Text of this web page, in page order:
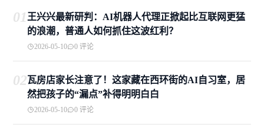
01王兴兴最新研判：AI机器人代理正掀起比互联网更猛
的浪潮，普通人如何抓住这波红利？
2026-05-10 0 评论
02瓦房店家长注意了！这家藏在西环街的AI自习室，居
然把孩子的“漏点”补得明明白白
2026-05-10 0 评论